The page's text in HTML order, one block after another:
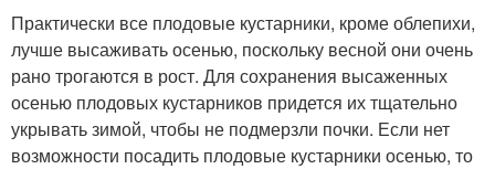
Практически все плодовые кустарники, кроме облепихи,
лучше высаживать осенью, поскольку весной они очень
рано трогаются в рост. Для сохранения высаженных
осенью плодовых кустарников придется их тщательно
укрывать зимой, чтобы не подмерзли почки. Если нет
возможности посадить плодовые кустарники осенью, то